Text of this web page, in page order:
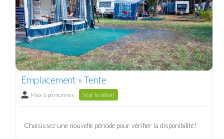
Emplacement » Tente
Max 6 personnes Voir le détail
Choisissez une nouvelle période pour vérifier la disponibilité!